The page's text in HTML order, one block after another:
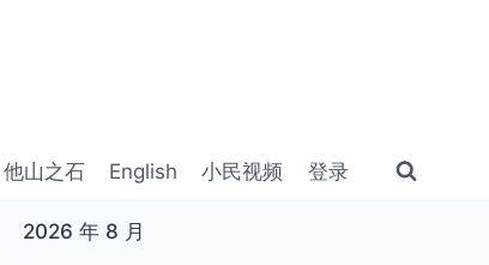
他山之石 English 小民视频 登录
2026 年 8 月